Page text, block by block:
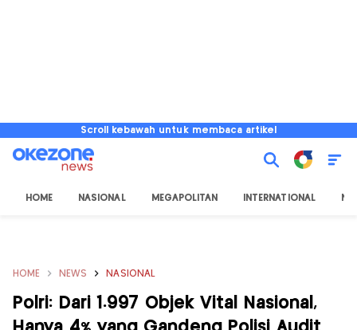
Scroll kebawah untuk membaca artikel
HOME NASIONAL MEGAPOLITAN INTERNATIONAL
HOME NEWS NASIONAL
Polri: Dari 1.997 Objek Vital Nasional,